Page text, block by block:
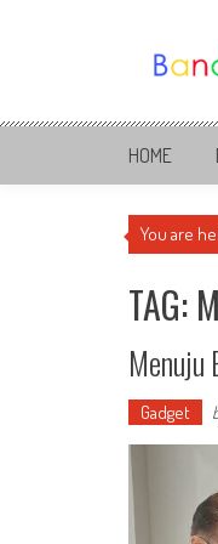
Sisi Cantik
HOME
You are
TAG:
Menuju
Gadget